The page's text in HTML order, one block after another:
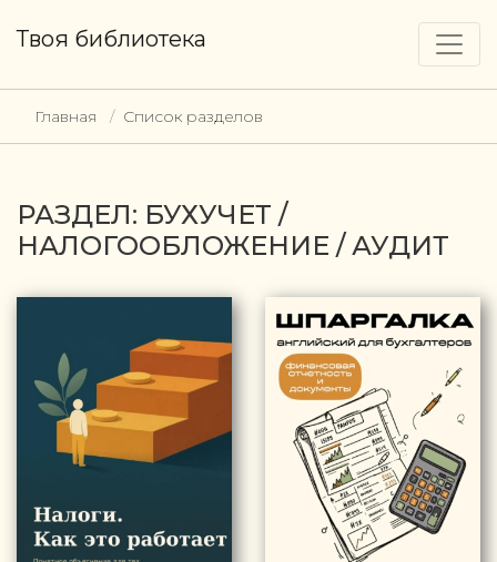
Твоя библиотека
Главная Список разделов
РАЗДЕЛ: БУХУЧЕТ /
НАЛОГООБЛОЖЕНИЕ / АУДИТ